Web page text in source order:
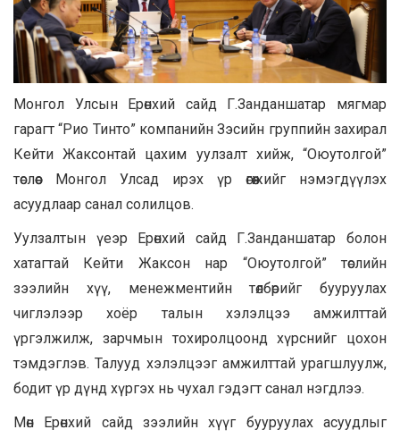
Монгол Улсын Ерөнхий сайд Г.Занданшатар мягмар
гарагт “Рио Тинто” компанийн Зэсийн группийн захирал
Кейти Жаксонтай цахим уулзалт хийж, “Оюутолгой”
төслөөс Монгол Улсад ирэх үр өгөөжийг нэмэгдүүлэх
асуудлаар санал солилцов.
Уулзалтын үеэр Ерөнхий сайд Г.Занданшатар болон
хатагтай Кейти Жаксон нар “Оюутолгой” төслийн
зээлийн хүү, менежментийн төлбөрийг бууруулах
чиглэлээр хоёр талын хэлэлцээ амжилттай
үргэлжилж, зарчмын тохиролцоонд хүрснийг цохон
тэмдэглэв. Талууд хэлэлцээг амжилттай урагшлуулж,
бодит үр дүнд хүргэх нь чухал гэдэгт санал нэгдлээ.
Мөн Ерөнхий сайд зээлийн хүүг бууруулах асуудлыг